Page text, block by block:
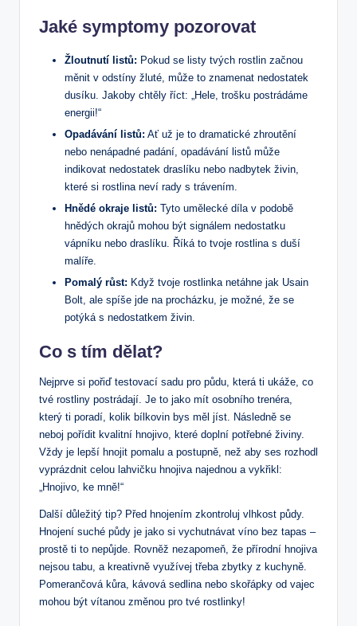
Jaké symptomy pozorovat
Žloutnutí listů: Pokud se listy tvých rostlin začnou
měnit v odstíny žluté, může to znamenat nedostatek
dusíku. Jakoby chtěly říct: „Hele, trošku postrádáme
energii!“
Opadávání listů: Ať už je to dramatické zhroutění
nebo nenápadné padání, opadávání listů může
indikovat nedostatek draslíku nebo nadbytek živin,
které si rostlina neví rady s trávením.
Hnědé okraje listů: Tyto umělecké díla v podobě
hnědých okrajů mohou být signálem nedostatku
vápníku nebo draslíku. Říká to tvoje rostlina s duší
malíře.
Pomalý růst: Když tvoje rostlinka netáhne jak Usain
Bolt, ale spíše jde na procházku, je možné, že se
potýká s nedostatkem živin.
Co s tím dělat?
Nejprve si pořiď testovací sadu pro půdu, která ti ukáže, co
tvé rostliny postrádají. Je to jako mít osobního trenéra,
který ti poradí, kolik bílkovin bys měl jíst. Následně se
neboj pořídit kvalitní hnojivo, které doplní potřebné živiny.
Vždy je lepší hnojit pomalu a postupně, než aby ses rozhodl
vyprázdnit celou lahvičku hnojiva najednou a vykřikl:
„Hnojivo, ke mně!“
Další důležitý tip? Před hnojením zkontroluj vlhkost půdy.
Hnojení suché půdy je jako si vychutnávat víno bez tapas –
prostě ti to nepůjde. Rovněž nezapomeň, že přírodní hnojiva
nejsou tabu, a kreativně využívej třeba zbytky z kuchyně.
Pomerančová kůra, kávová sedlina nebo skořápky od vajec
mohou být vítanou změnou pro tvé rostlinky!